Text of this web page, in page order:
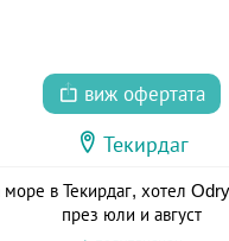
виж офертата
Текирдаг
море в Текирдаг, хотел
през юли и август